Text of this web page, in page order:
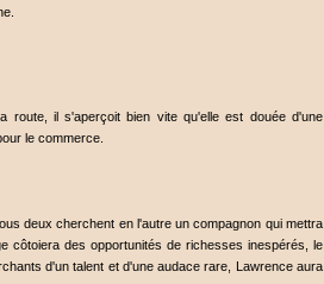
route, il s'aperçoit bien vite qu'elle est douée d'une
le commerce.
deux cherchent en l'autre un compagnon qui mettra
côtoiera des opportunités de richesses inespérés, le
d'un talent et d'une audace rare, Lawrence aura